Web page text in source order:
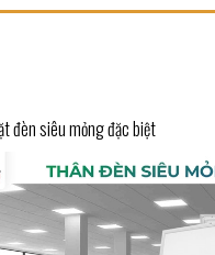
đèn siêu mỏng đặc biệt